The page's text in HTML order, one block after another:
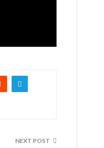
NEXT POST